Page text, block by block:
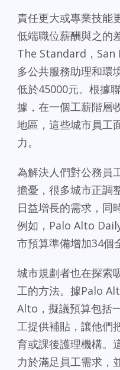
責任更大或專業技能
低端職位薪酬與之的
The Standard，San
多公共服務助理和環
低於45000元。根據
據，在一個工薪階層
地區，這些城市員工
力。
為解決人們對公務員
擔憂，很多城市正調
日益增長的需求，同
例如，Palo Alto
市預算準備增加34個
城市規劃者也在探索
工的方法。據Palo
Alto，擬議預算包括
工提供補貼，讓他們
育或課後護理機構。
力於滿足員工需求，